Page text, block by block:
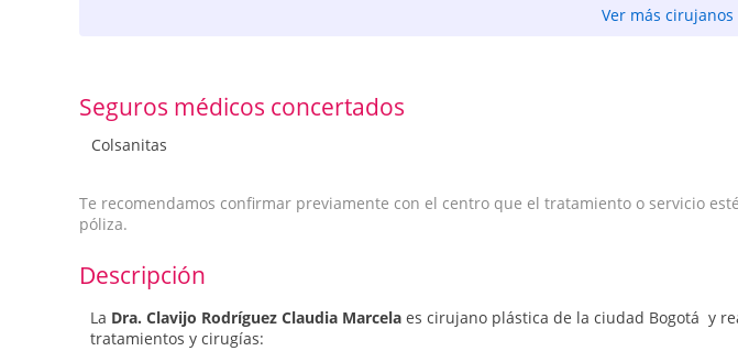
Ver más
Seguros médicos concertados
Colsanitas
Te recomendamos confirmar previamente con el centro que el tratamiento o servicio
póliza.
Descripción
La Dra. Clavijo Rodríguez Claudia Marcela es cirujano plástica de la ciudad Bogotá y
tratamientos y cirugías: